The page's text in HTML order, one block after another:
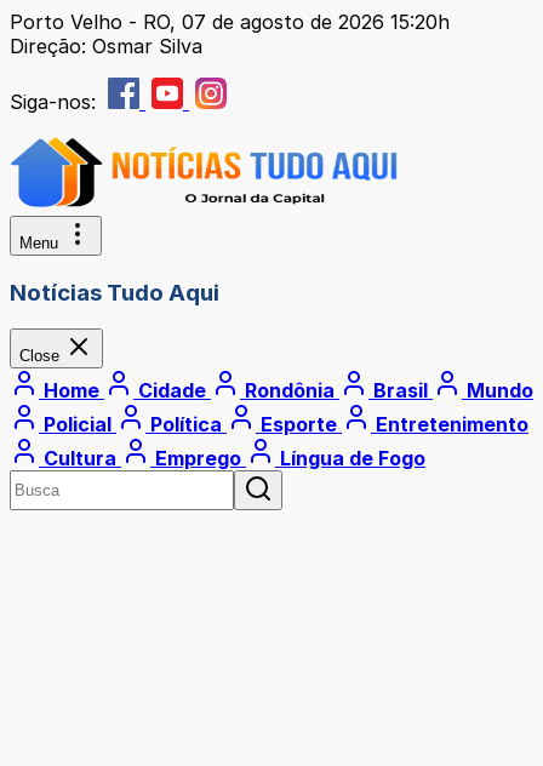
Porto Velho - RO, 07 de agosto de 2026 15:20h
Direção: Osmar Silva
Siga-nos:
Menu
Notícias Tudo Aqui
Close
Home Cidade Rondônia Brasil
Mundo
Policial
Política Esporte
Entretenimento
Cultura
Emprego Língua de Fogo